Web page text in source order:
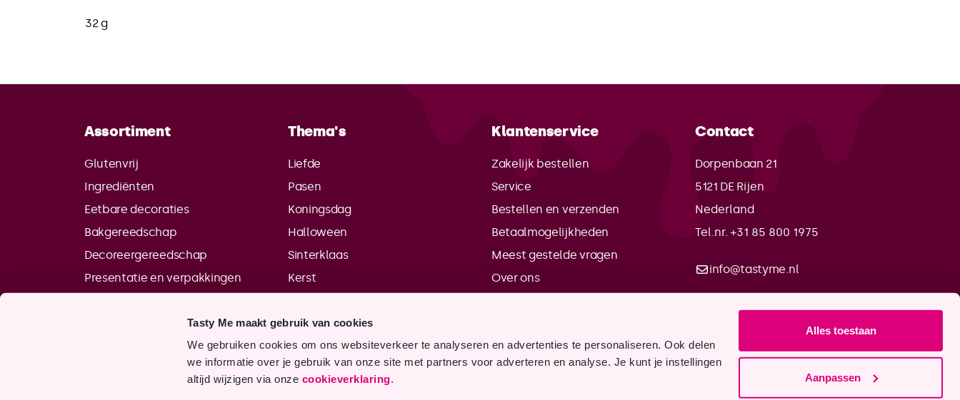
Tasty Me maakt gebruik van cookies
We gebruiken cookies om ons websiteverkeer te analyseren en advertenties te personaliseren. Ook delen
we informatie over je gebruik van onze site met partners voor adverteren en analyse. Je kunt je instellingen
altijd wijzigen via onze cookieverklaring.
Alles toestaan
Aanpassen
32 g
Assortiment
Glutenvrij
Ingrediënten
Eetbare decoraties
Bakgereedschap
Decoreergereedschap
Presentatie en verpakkingen
Thema's
Liefde
Pasen
Koningsdag
Halloween
Sinterklaas
Kerst
Klantenservice
Zakelijk bestellen
Service
Bestellen en verzenden
Betaalmogelijkheden
Meest gestelde vragen
Over ons
Vacatures
Contact
Dorpenbaan 21
5121 DE Rijen
Nederland
Tel.nr. +31 85 800 1975
info@tastyme.nl